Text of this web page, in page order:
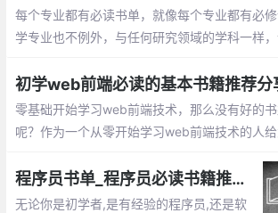
每个专业都有必读书单，就像每个专业都有必
学专业也不例外，与任何研究领域的学科一样
初学web前端必读的基本书籍推荐分
零基础开始学习web前端技术，那么没有好的
呢？作为一个从零开始学习web前端技术的人
是给初学web前端最近书籍推荐。
程序员书单_程序员必读书籍推荐,你收藏过几本
无论你是初学者,是有经验的程序员,还是软